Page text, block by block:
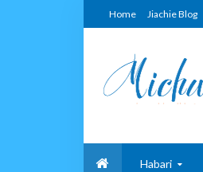
Home Jiachie Blog
Habari